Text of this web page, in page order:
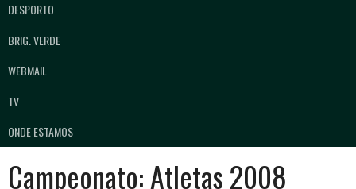
DESPORTO
BRIG. VERDE
WEBMAIL
TV
ONDE ESTAMOS
Campeonato:Atletas 2008